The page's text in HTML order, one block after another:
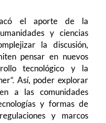
el aporte de la
y ciencias
la discusión,
pensar en nuevos
tecnológico y la
Así, poder explorar
a las comunidades
y formas de
y marcos